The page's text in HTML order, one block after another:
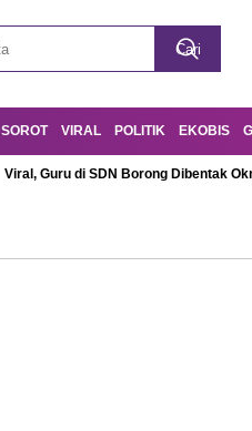
SOROT VIRAL POLITIK EKOBIS
Viral, Guru di SDN Borong Dibentak